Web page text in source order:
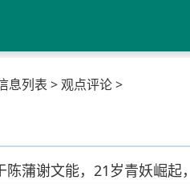
息列表 > 观点评论 >
蒲谢文能，21岁青妖崛起